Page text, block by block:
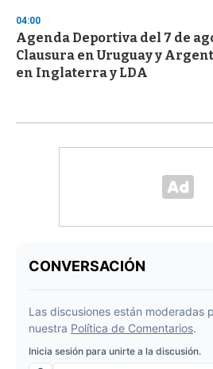
04:00
Agenda Deportiva del 7 de
Clausura en Uruguay y
en Inglaterra y LDA